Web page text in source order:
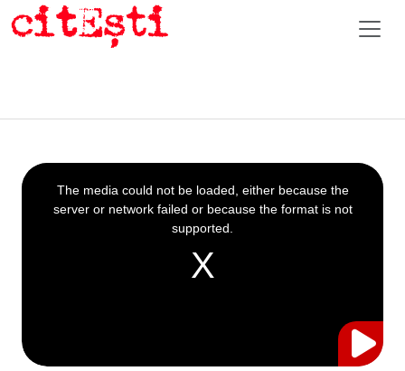
This
is
a
The media could not be loaded, either because the
server or network failed or because the format is not
supported.